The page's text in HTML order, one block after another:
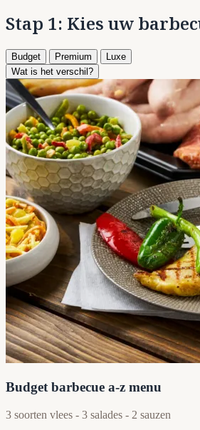
Stap 1: Kies uw
Budget Premium
Luxe
Wat is het verschil?
Budget barbecue a-z menu
3 soorten vlees - 3 salades - 2 sauzen